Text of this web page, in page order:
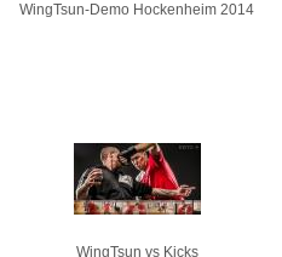
WingTsun-Demo Hockenheim 2014
WingTsun vs Kicks